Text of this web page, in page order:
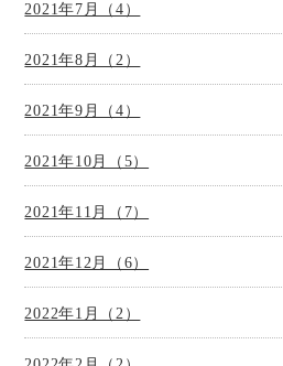
2021年7月（4）
2021年8月（2）
2021年9月（4）
2021年10月（5）
2021年11月（7）
2021年12月（6）
2022年1月（2）